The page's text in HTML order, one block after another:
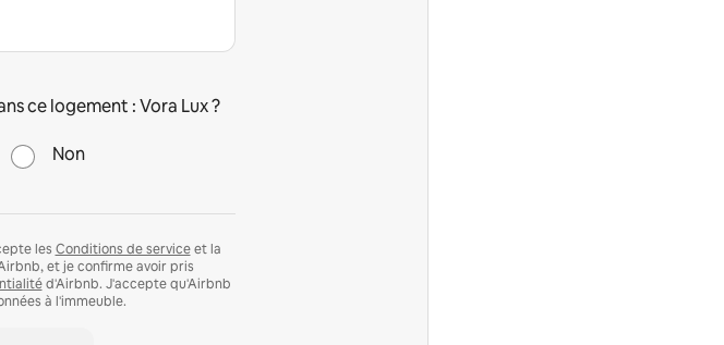
ce logement : Vora Lux ?
Non
les Conditions de serviceet la
et je confirme avoir pris
d'Airbnb. J'accepte qu'Airbnb
à l'immeuble.